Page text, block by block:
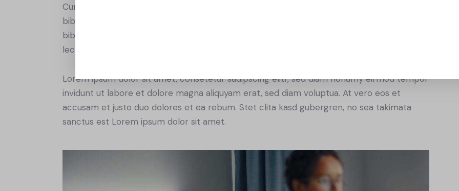
Curabitur pellentesque odio magna, id malesuada arcu sodales ut. Sed sed quam ut ex
bibendum commodo id id magna. Aliquam sed ligula sed ante blandit volutpat. Ut
bibendum, nisi et mattis vulputate, odio arcu aliquet metus, nec dapibus risus risus quis
lectus.
Lorem ipsum dolor sit amet, consetetur sadipscing elitr, sed diam nonumy eirmod tempor
invidunt ut labore et dolore magna aliquyam erat, sed diam voluptua. At vero eos et
accusam et justo duo dolores et ea rebum. Stet clita kasd gubergren, no sea takimata
sanctus est Lorem ipsum dolor sit amet.